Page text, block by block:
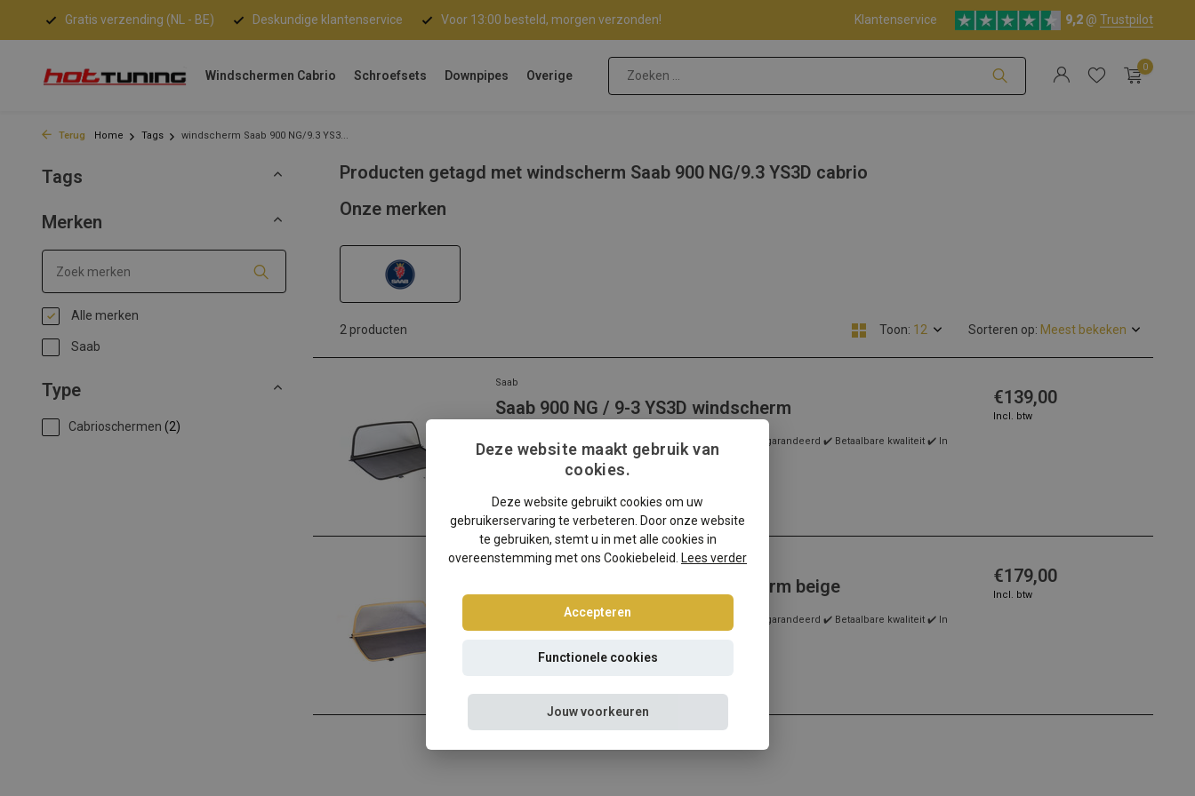
Gratis verzending (NL - BE) Deskundige klantenservice Voor 13:00 besteld, morgen verzonden! Klantenservice 9,2 @ Trustpilot
Windschermen Cabrio Schroefsets Downpipes Overige
0
Terug Home Tags windscherm Saab 900 NG/9.3 YS3...
Tags
Merken
Alle merken
Saab
Type
Cabrioschermen (2)
Producten getagd met windscherm Saab 900 NG/9.3 YS3D cabrio
Onze merken
2 producten Toon: Sorteren op:
Saab
Saab 900 NG / 9-3 YS3D windscherm
✔️ Gratis verzending ✔️ Morgen verzonden ✔️ Pasvorm gegarandeerd ✔️ Betaalbare kwaliteit ✔️ In
meer...
€139,00
Incl. btw
Saab
Saab 900 NG / 9-3 YS3D windscherm beige
✔️ Gratis verzending ✔️ Morgen verzonden ✔️ Pasvorm gegarandeerd ✔️ Betaalbare kwaliteit ✔️ In
Lees meer
€179,00
Incl. btw
Deze website maakt gebruik van
cookies.
Deze website gebruikt cookies om uw
gebruikerservaring te verbeteren. Door onze website
te gebruiken, stemt u in met alle cookies in
overeenstemming met ons Cookiebeleid.
Lees verder
Accepteren
Functionele cookies
Jouw voorkeuren